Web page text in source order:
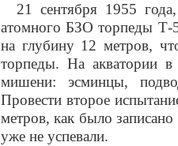
21 сентября 1955
атомного БЗО торпеды Т-
на глубину 12 метров,
торпеды. На акватории в
мишени: эсминцы,
Провести второе
метров, как было записано
уже не успевали.